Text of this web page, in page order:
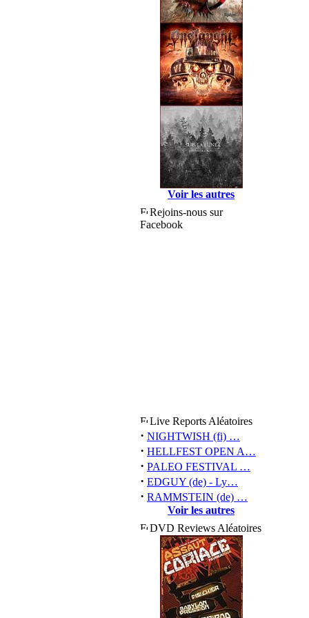
Voir les autres
Rejoins-nous sur
Facebook
Live Reports Aléatoires
· NIGHTWISH (fi) …
· HELLFEST OPEN A…
· PALEO FESTIVAL …
· EDGUY (de) - Ly…
· RAMMSTEIN (de) …
Voir les autres
DVD Reviews Aléatoires